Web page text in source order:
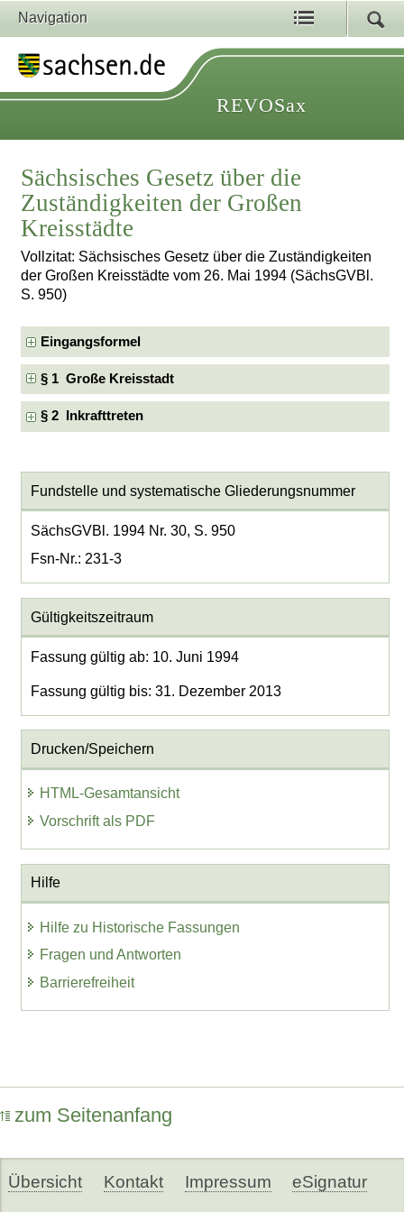
Navigation
REVOSax
Sächsisches Gesetz über die
Zuständigkeiten der Großen
Kreisstädte
Vollzitat: Sächsisches Gesetz über die Zuständigkeiten
der Großen Kreisstädte vom 26. Mai 1994 (SächsGVBl.
S. 950)
Eingangsformel
§ 1 Große Kreisstadt
§ 2 Inkrafttreten
Fundstelle und systematische Gliederungsnummer
SächsGVBl. 1994 Nr. 30, S. 950
Fsn-Nr.: 231-3
Gültigkeitszeitraum
Fassung gültig ab: 10. Juni 1994
Fassung gültig bis: 31. Dezember 2013
Drucken/Speichern
HTML-Gesamtansicht
Vorschrift als PDF
Hilfe
Hilfe zu Historische Fassungen
Fragen und Antworten
Barrierefreiheit
zum Seitenanfang
Übersicht Kontakt Impressum eSignatur